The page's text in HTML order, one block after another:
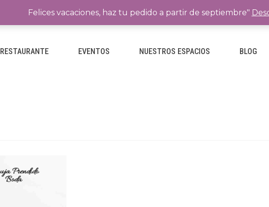
RESTAURANTE EVENTOS NUESTROS ESPACIOS BLOG
Felices vacaciones, haz tu pedido a partir de septiembre"